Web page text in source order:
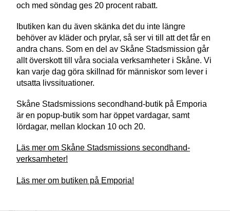
och med söndag ges 20 procent rabatt.
Ibutiken kan du även skänka det du inte längre
behöver av kläder och prylar, så ser vi till att det får en
andra chans. Som en del av Skåne Stadsmission går
allt överskott till våra sociala verksamheter i Skåne. Vi
kan varje dag göra skillnad för människor som lever i
utsatta livssituationer.
Skåne Stadsmissions secondhand-butik på Emporia
är en popup-butik som har öppet vardagar, samt
lördagar, mellan klockan 10 och 20.
Läs mer om Skåne Stadsmissions secondhand-
verksamheter!
Läs mer om butiken på Emporia!